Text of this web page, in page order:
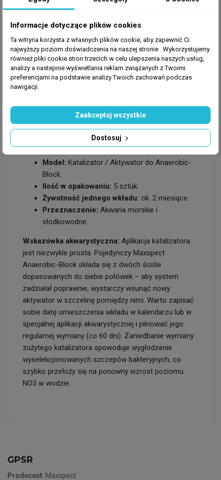
substancje odżywcze, zachowując pełną
pracy.
Ekonomiczne opakowanie:Zestaw zawiera
aż 5 sztuk wymiennego aktywatora, co
zapewnia zapas na blisko 10 miesięcy
nieprzerwanej, wydajnej filtracji beztlenowej.
Specyfikacja produktu:
Maxspect.
Model: Katalizator / Aktywator do Anaerobic-
Block.
Ilość w opakowaniu: 5 sztuk.
Żywotność jednego wkładu: ok. 2 miesiące.
Przeznaczenie: Akwaria morskie i
słodkowodne.
Wskazówka akwarystyczna: Aplikacja katalizatora
jest niezwykle prosta. Pojedynczy Maxspect
Anaerobic-Block składa się z dwóch ściśle
dopasowanych do siebie połówek – aby system
zadziałał poprawnie, wystarczy wsunąć nowy
aktywator w szczelinę pomiędzy nimi. Warto zapisać
sobie datę umieszczenia wkładu w kalendarzu lub w
specjalnej aplikacji akwarystycznej i pilnować jego
regularnej wymiany (co 60 dni). Zaniedbanie wymiany
zużytego katalizatora spowoduje wygłodzenie
wyselekcjonowanych szczepów bakteryjnych, co
szybko przełoży się na ponowny wzrost poziomu
NO3 w wodzie.
GPSR
Producent: Maxspect
Informacje dotyczące plików cookies
Ta witryna korzysta z własnych plików cookie, aby zapewnić Ci
najwyższy poziom doświadczenia na naszej stronie . Wykorzystujemy
również pliki cookie stron trzecich w celu ulepszenia naszych usług,
analizy a nastepnie wyświetlania reklam związanych z Twoimi
preferencjami na podstawie analizy Twoich zachowań podczas
nawigacji.
Dostosuj
Zaakceptuj wszystkie